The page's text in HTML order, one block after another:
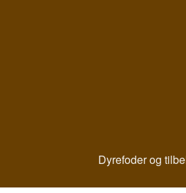
Dyrefoder og